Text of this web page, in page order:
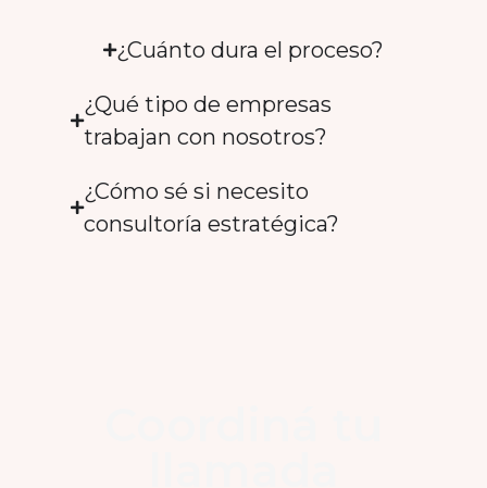
¿Cuánto dura el proceso?
¿Qué tipo de empresas
trabajan con nosotros?
¿Cómo sé si necesito
consultoría estratégica?